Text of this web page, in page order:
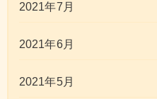
2021年7月
2021年6月
2021年5月